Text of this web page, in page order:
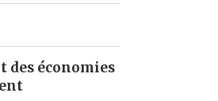
des économies